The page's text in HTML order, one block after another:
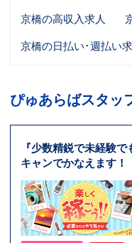
京橋の高収入求人
京橋の日払い･週払い
ぴゅあらばスタッ
『少数精鋭で未経験
キャンでかなえます！